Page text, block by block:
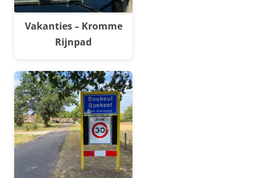
Vakanties – Kromme
Rijnpad